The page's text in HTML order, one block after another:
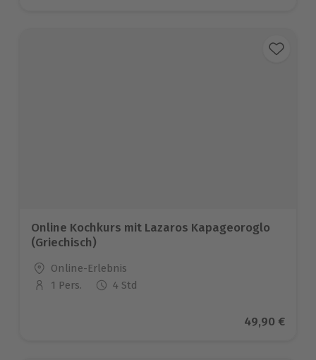
Online Kochkurs mit Lazaros Kapageoroglo
(Griechisch)
Standort
Online-Erlebnis
Anzahl der Teilnehmer
1 Pers. 4 Std
Aktueller
49,90 €